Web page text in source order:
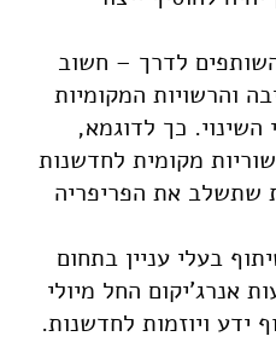
לדרך – חשוב
והרשויות המקומיות
השינוי. כך לדוגמא,
מקומית לחדשנות
שתשלב את הפריפריה
בעלי עניין בתחום
אנרג'יקום החל מיולי